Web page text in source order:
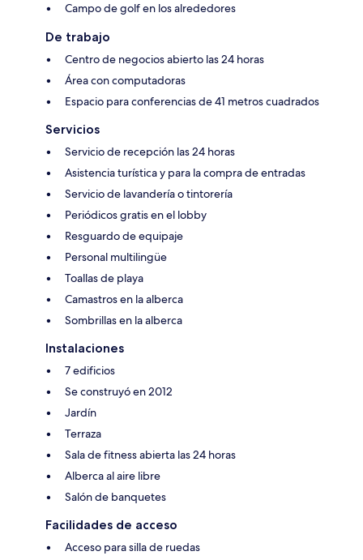
Campo de golf en los alrededores
De trabajo
Centro de negocios abierto las 24 horas
Área con computadoras
Espacio para conferencias de 41 metros cuadrados
Servicios
Servicio de recepción las 24 horas
Asistencia turística y para la compra de entradas
Servicio de lavandería o tintorería
Periódicos gratis en el lobby
Resguardo de equipaje
Personal multilingüe
Toallas de playa
Camastros en la alberca
Sombrillas en la alberca
Instalaciones
7 edificios
Se construyó en 2012
Jardín
Terraza
Sala de fitness abierta las 24 horas
Alberca al aire libre
Salón de banquetes
Facilidades de acceso
Acceso para silla de ruedas